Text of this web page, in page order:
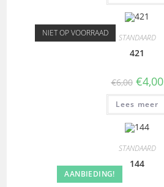
NIET OP VOORRAAD STANDAARD
421
€6,00 €4,00
Lees meer
AANBIEDING!
STANDAARD
144